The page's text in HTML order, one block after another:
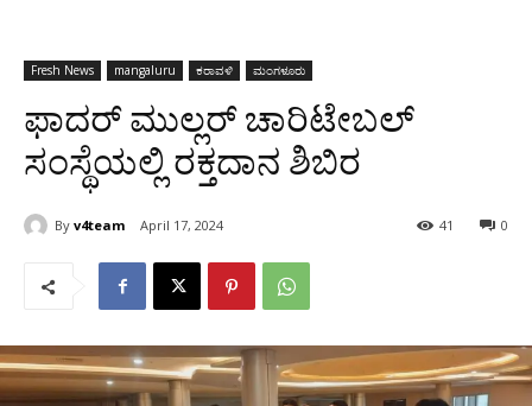
Fresh News mangaluru ಕರಾವಳಿ ಮಂಗಳೂರು
ಫಾದರ್ ಮುಲ್ಲರ್ ಚಾರಿಟೇಬಲ್
ಸಂಸ್ಥೆಯಲ್ಲಿ ರಕ್ತದಾನ ಶಿಬಿರ
By v4team April 17, 2024 0
41